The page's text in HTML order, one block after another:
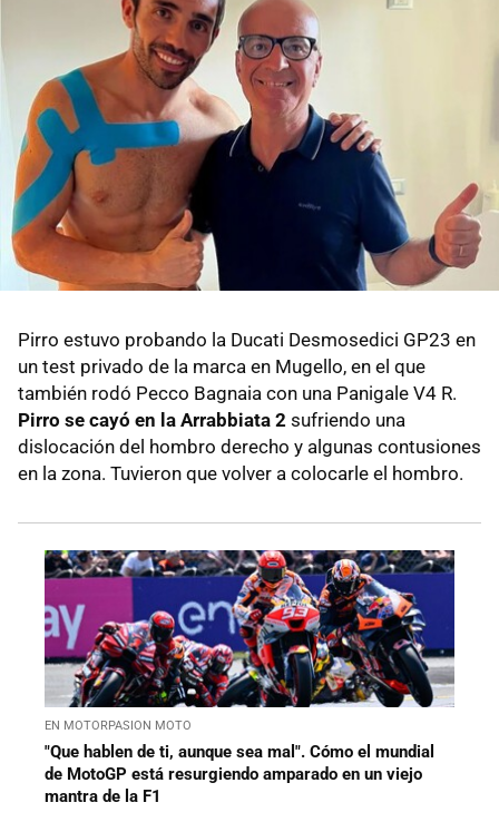
Pirro estuvo probando la Ducati Desmosedici GP23 en
un test privado de la marca en Mugello, en el que
también rodó Pecco Bagnaia con una Panigale V4 R.
Pirro se cayó en la Arrabbiata 2 sufriendo una
dislocación del hombro derecho y algunas contusiones
en la zona. Tuvieron que volver a colocarle el hombro.
EN MOTORPASION MOTO
"Que hablen de ti, aunque sea mal". Cómo el mundial
de MotoGP está resurgiendo amparado en un viejo
mantra de la F1